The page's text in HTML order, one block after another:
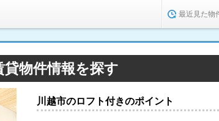
最近見た物
物件情報を探す
川越市のロフト付きのポイント